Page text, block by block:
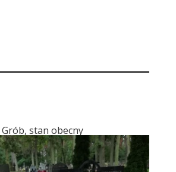
Grób, stan obecny